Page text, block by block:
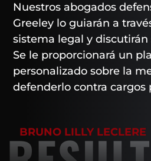
Nuestros abogados
Greeley lo guiarán a
sistema legal y discutirán
Se le proporcionará un
personalizado sobre la
defenderlo contra cargos
BRUNO LILLY LECLERE